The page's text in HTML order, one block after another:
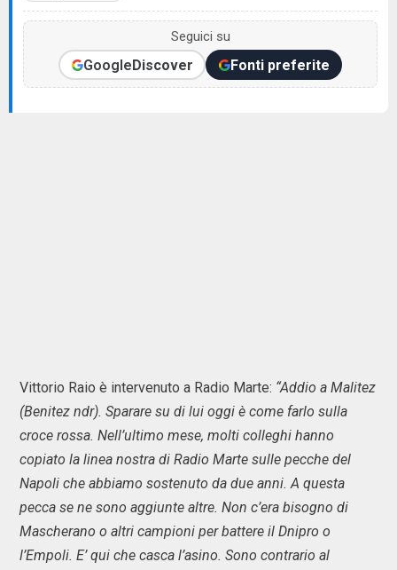
Seguici su
GoogleDiscover Fonti preferite
Vittorio Raio è intervenuto a Radio Marte: “Addio a Malitez
(Benitez ndr). Sparare su di lui oggi è come farlo sulla
croce rossa. Nell’ultimo mese, molti colleghi hanno
copiato la linea nostra di Radio Marte sulle pecche del
Napoli che abbiamo sostenuto da due anni. A questa
pecca se ne sono aggiunte altre. Non c’era bisogno di
Mascherano o altri campioni per battere il Dnipro o
l’Empoli. E’ qui che casca l’asino. Sono contrario al